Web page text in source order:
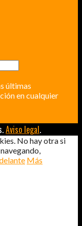
últimas
en cualquier
Aviso legal.
No hay otra si
Más